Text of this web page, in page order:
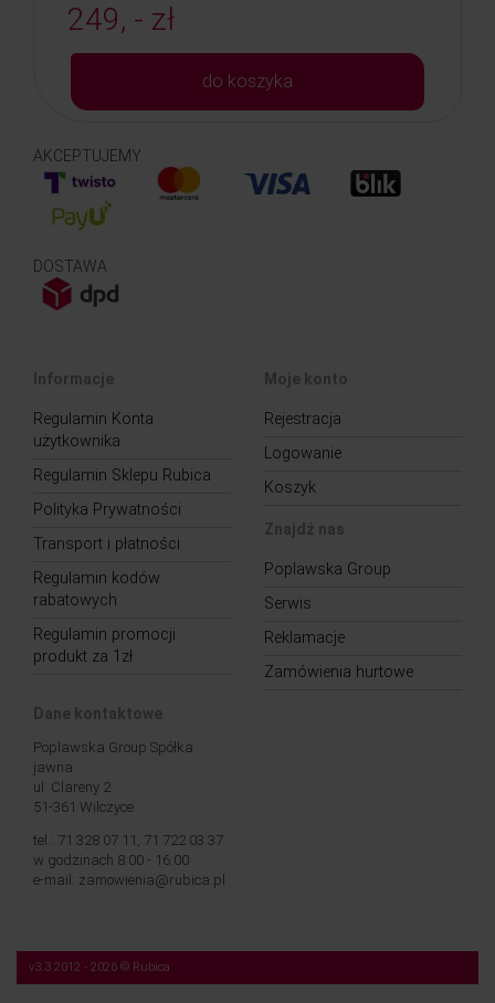
249, - zł
do koszyka
AKCEPTUJEMY
DOSTAWA
Informacje
Regulamin Konta
użytkownika
Regulamin Sklepu Rubica
Polityka Prywatności
Transport i płatności
Regulamin kodów
rabatowych
Regulamin promocji
produkt za 1zł
Moje konto
Rejestracja
Logowanie
Koszyk
Znajdź nas
Poplawska Group
Serwis
Reklamacje
Zamówienia hurtowe
Dane kontaktowe
Poplawska Group Spółka
jawna
ul. Clareny 2
51-361 Wilczyce
tel.: 71 328 07 11, 71 722 03 37
w godzinach 8:00 - 16:00
e-mail: zamowienia@rubica.pl
v3.3 2012 - 2026 © Rubica